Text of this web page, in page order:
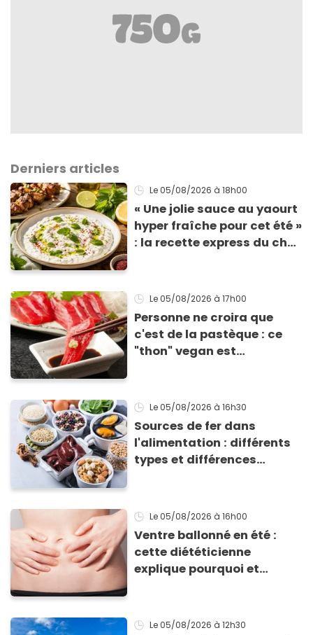
Derniers articles
Le 05/08/2026 à 18h00
« Une jolie sauce au yaourt
hyper fraîche pour cet été »
: la recette express du chef
grillades
Le 05/08/2026 à 17h00
Personne ne croira que
c'est de la pastèque : ce
"thon" vegan est
Le 05/08/2026 à 16h30
Sources de fer dans
l'alimentation : différents
types et différences
Le 05/08/2026 à 16h00
Ventre ballonné en été :
cette diététicienne
explique pourquoi et
Le 05/08/2026 à 12h30